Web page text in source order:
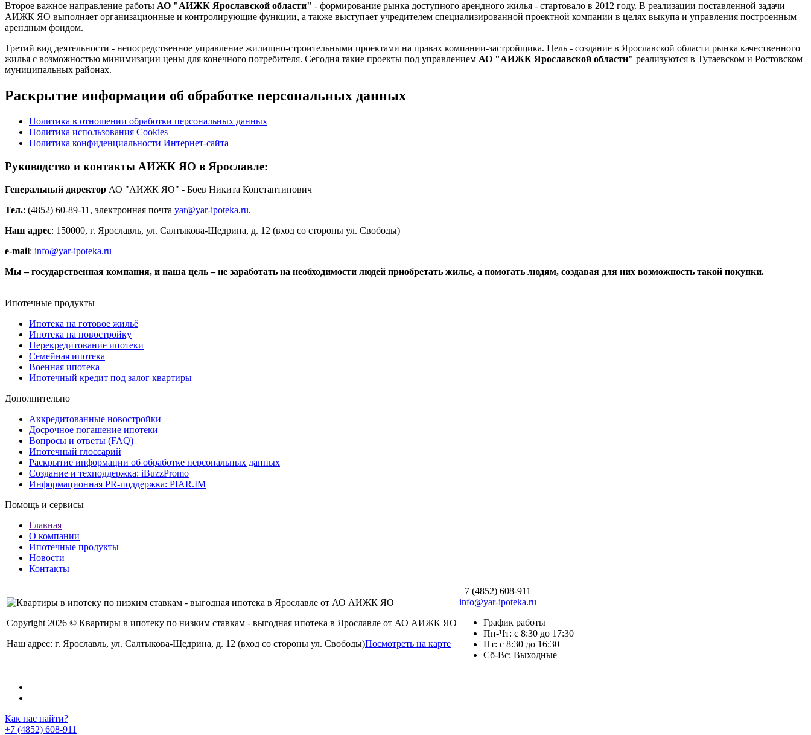
Второе важное направление работы АО "АИЖК Ярославской области" - формирование рынка доступного арендного жилья - стартовало в 2012 году. В реализации поставленной задачи
АИЖК ЯО выполняет организационные и контролирующие функции, а также выступает учредителем специализированной проектной компании в целях выкупа и управления построенным
арендным фондом.
Третий вид деятельности - непосредственное управление жилищно-строительными проектами на правах компании-застройщика. Цель - создание в Ярославской области рынка качественного
жилья с возможностью минимизации цены для конечного потребителя. Сегодня такие проекты под управлением АО "АИЖК Ярославской области" реализуются в Тутаевском и Ростовском
муниципальных районах.
Раскрытие информации об обработке персональных данных
Политика в отношении обработки персональных данных
Политика использования Cookies
Политика конфиденциальности Интернет-сайта
Руководство и контакты АИЖК ЯО в Ярославле:
Генеральный директор АО "АИЖК ЯО" - Боев Никита Константинович
Тел.: (4852) 60-89-11, электронная почта yar@yar-ipoteka.ru.
Наш адрес: 150000, г. Ярославль, ул. Салтыкова-Щедрина, д. 12 (вход со стороны ул. Свободы)
e-mail: info@yar-ipoteka.ru
Мы – государственная компания, и наша цель – не заработать на необходимости людей приобретать жилье, а помогать людям, создавая для них возможность такой покупки.
Ипотечные продукты
Ипотека на готовое жильё
Ипотека на новостройку
Перекредитование ипотеки
Семейная ипотека
Военная ипотека
Ипотечный кредит под залог квартиры
Дополнительно
Аккредитованные новостройки
Досрочное погашение ипотеки
Вопросы и ответы (FAQ)
Ипотечный глоссарий
Раскрытие информации об обработке персональных данных
Создание и техподдержка: iBuzzPromo
Информационная PR-поддержка: PIAR.IM
Помощь и сервисы
Главная
О компании
Ипотечные продукты
Новости
Контакты
Copyright 2026 © Квартиры в ипотеку по низким ставкам - выгодная ипотека в Ярославле от АО АИЖК ЯО
Наш адрес: г. Ярославль, ул. Салтыкова-Щедрина, д. 12 (вход со стороны ул. Свободы)Посмотреть на карте
+7 (4852) 608-911
info@yar-ipoteka.ru
График работы
Пн-Чт: с 8:30 до 17:30
Пт: с 8:30 до 16:30
Сб-Вс: Выходные
Как нас найти?
+7 (4852) 608-911